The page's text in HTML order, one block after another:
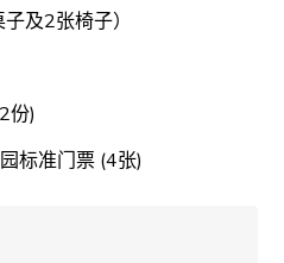
及2张椅子）
份)
标准门票 (4张)